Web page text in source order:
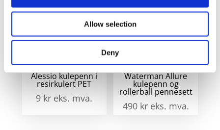
Allow selection
Deny
Alessio kulepenn i
resirkulert PET
9 kr eks. mva.
Waterman Allure
kulepenn og
rollerball pennesett
490 kr eks. mva.